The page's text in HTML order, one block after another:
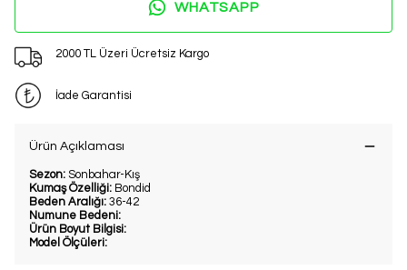
WHATSAPP
2000 TL Üzeri Ücretsiz Kargo
İade Garantisi
Ürün Açıklaması
Sezon: Sonbahar-Kış
Kumaş Özelliği: Bondid
Beden Aralığı: 36-42
Numune Bedeni:
Ürün Boyut Bilgisi:
Model Ölçüleri: